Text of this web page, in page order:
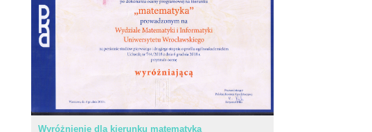
Wyróżnienie dla kierunku matematyka